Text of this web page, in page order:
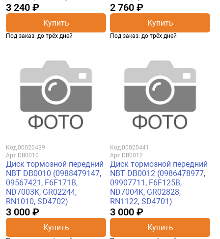
3 240 ₽
Купить
Под заказ: до трёх дней
2 760 ₽
Купить
Под заказ: до трёх дней
Код00020439
Арт. DB0010
Диск тормозной передний
NBT DB0010 (0988479147,
09567421, F6F171B,
ND7003K, GR02244,
RN1010, SD4702)
3 000 ₽
Купить
Код00020441
Арт. DB0012
Диск тормозной передний
NBT DB0012 (0986478977,
09907711, F6F125B,
ND7004K, GR02828,
RN1122, SD4701)
3 000 ₽
Купить